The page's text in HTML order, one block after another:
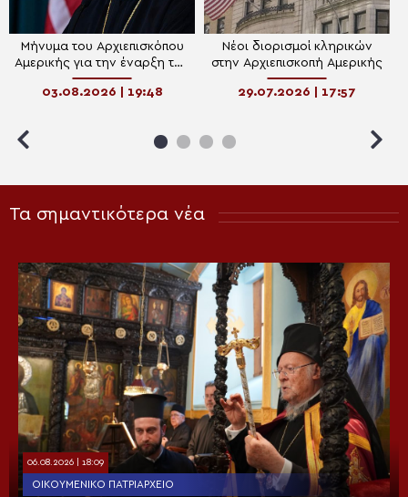
Μήνυμα του Αρχιεπισκόπου
Αμερικής για την έναρξη της
νηστείας του
Δεκαπενταύγουστου
03.08.2026 | 19:48
Νέοι διορισμοί κληρικών
στην Αρχιεπισκοπή Αμερικής
29.07.2026 | 17:57
Τα σημαντικότερα νέα
06.08.2026 | 18:09
ΟΙΚΟΥΜΕΝΙΚΌ ΠΑΤΡΙΑΡΧΕΊΟ